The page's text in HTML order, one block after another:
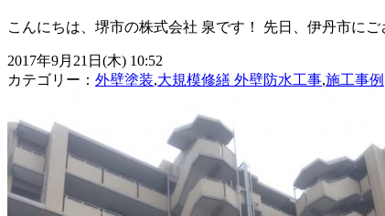
こんにちは、堺市の株式会社 泉です！ 先日、伊丹市に
2017年9月21日(木) 10:52
カテゴリー： 外壁塗装,大規模修繕 外壁防水工事,施工事例